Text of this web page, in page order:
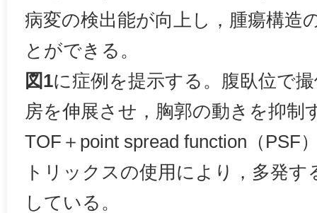
病変の検出能が向上し，腫瘍構造
とができる。
図1に症例を提示する。腹臥位で
房を伸展させ，胸郭の動きを抑制
TOF＋point spread function（PSF
トリックスの使用により，多発す
している。